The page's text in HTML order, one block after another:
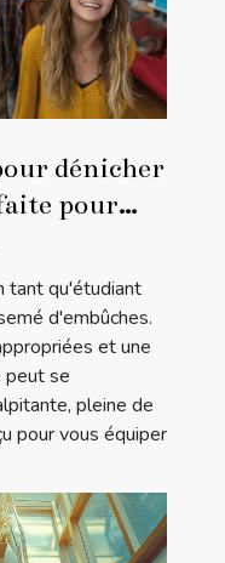
dénicher
pour
tant qu'étudiant
d'embûches.
et une
peut se
pleine de
pour vous équiper